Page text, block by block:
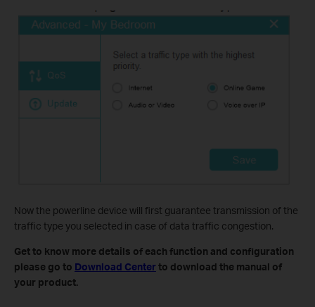
Now the powerline device will first guarantee transmission of the
traffic type you selected in case of data traffic congestion.
Get to know more details of each function and configuration
please go to Download Center to download the manual of
your product.